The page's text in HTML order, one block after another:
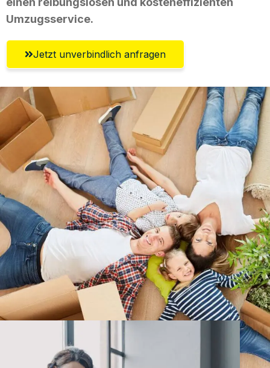
Umzugsservice.
Jetzt unverbindlich anfragen